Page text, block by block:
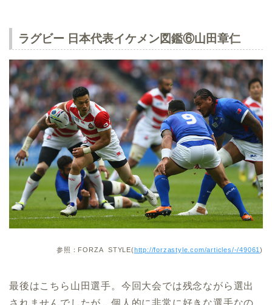
ラグビー 日本代表イケメン図鑑⑥山田章仁
参照： FORZA STYLE(http://forzastyle.com/articles/-/49061)
最後はこちら山田選手。今回大会では残念ながら選出